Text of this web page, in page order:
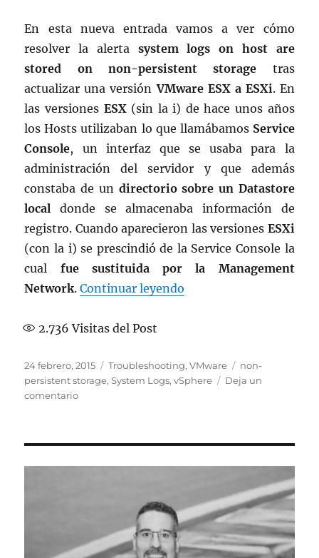
En esta nueva entrada vamos a ver cómo
resolver la alerta system logs on host are
stored on non-persistent storage tras
actualizar una versiónVMware ESX a ESXi. En
las versiones ESX(sin la i) de hace unos años
los Hosts utilizaban lo que llamábamos Service
Console, un interfaz que se usaba para la
administración del servidor y que además
constaba de un directorio sobre un Datastore
local donde se almacenaba información de
registro. Cuando aparecieron las versiones ESXi
(con la i) se prescindió de la Service Console la
cual fue sustituida por la Management
Network.Continuar leyendo
2.736 Visitas del Post
Publicado
el
24 febrero, 2015 Categorías
Troubleshooting,VMware Etiquetas
non-
persistent storage,System Logs,vSphere
Deja un
comentarioen
are
persistent
storage